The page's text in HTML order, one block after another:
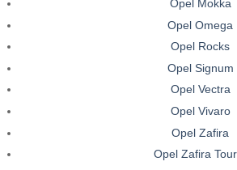
Opel Mokka
Opel Omega
Opel Rocks
Opel Signum
Opel Vectra
Opel Vivaro
Opel Zafira
Opel Zafira